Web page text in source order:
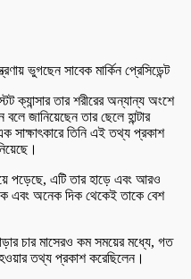
ক্যান্সার তার শরীরের অন্যান্য অংশে
জানিয়েছেন তার ছেলে হান্টার
সাক্ষাৎকারে তিনি এই তথ্য প্রকাশ
পড়েছে, এটি তার হাড়ে এবং আরও
এবং অনেক দিক থেকেই তাকে বেশ
চার মাসেরও কম সময়ের মধ্যে, গত
তথ্য প্রকাশ করেছিলেন।